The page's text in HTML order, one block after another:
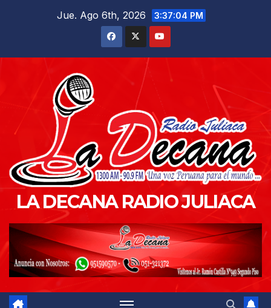
Jue. Ago 6th, 2026 3:37:05 PM
LA DECANA RADIO JULIACA